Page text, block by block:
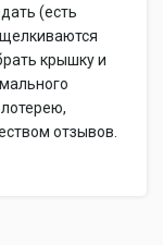
(есть
крышку и
отзывов.